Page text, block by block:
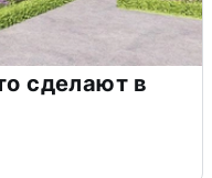
сделают в